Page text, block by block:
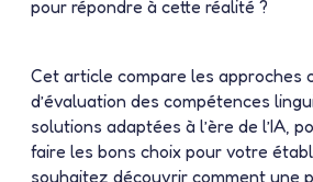
pour répondre à cette réalité ?
Cet article compare les approches
d’évaluation des compétences
solutions adaptées à l’ère de l’IA,
faire les bons choix pour votre
souhaitez découvrir comment une